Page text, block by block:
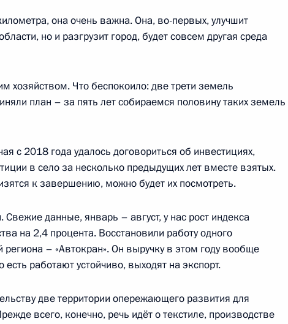
выпускниками и студентами
ВГИК
она очень важна. Она, во-первых, улучшит
но и разгрузит город, будет совсем другая среда
хозяйством. Что беспокоило: две трети земель
план – за пять лет собираемся половину таких земель
с 2018 года удалось договориться об инвестициях,
в село за несколько предыдущих лет вместе взятых.
к завершению, можно будет их посмотреть.
данные, январь – август, у нас рост индекса
на 2,4 процента. Восстановили работу одного
региона – «Автокран». Он выручку в этом году вообще
работают устойчиво, выходят на экспорт.
две территории опережающего развития для
всего, конечно, речь идёт о текстиле, производстве